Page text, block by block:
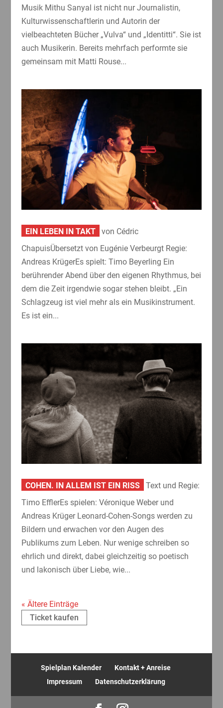
Musik Mithu Sanyal ist nicht nur Journalistin,
Kulturwissenschaftlerin und Autorin der
vielbeachteten Bücher „Vulva“ und „Identitti“. Sie ist
auch Musikerin. Bereits mehrfach performte sie
gemeinsam mit Matti Rouse...
EIN LEBEN IN TAKT
von Cédric
ChapuisÜbersetzt von Eugénie Verbeurgt Regie:
Andreas KrügerEs spielt: Timo Beyerling Ein
berührender Abend über den eigenen Rhythmus, bei
dem die Zeit irgendwie sogar stehen bleibt. „Ein
Schlagzeug ist viel mehr als ein Musikinstrument.
Es ist ein...
COHEN. IN ALLEM IST EIN RISS
Text und Regie:
Timo EfflerEs spielen: Véronique Weber und
Andreas Krüger Leonard-Cohen-Songs werden zu
Bildern und erwachen vor den Augen des
Publikums zum Leben. Nur wenige schreiben so
ehrlich und direkt, dabei gleichzeitig so poetisch
und lakonisch über Liebe, wie...
« Ältere Einträge
Ticket kaufen
Spielplan Kalender
Kontakt + Anreise
Impressum
Datenschutzerklärung